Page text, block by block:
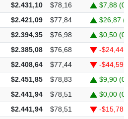
$2.431,10 $78,16
$7,88
$2.421,09 $77,84
$26,87
$2.394,35 $76,98
$0,50
$2.385,08 $76,68
-$24,44
$2.408,64 $77,44
-$44,59
$2.451,85 $78,83
$9,90
$2.441,94 $78,51
$0,00
$2.441,94 $78,51
-$15,78